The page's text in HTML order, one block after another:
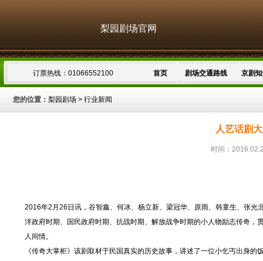
梨园剧场官网
订票热线：01066552100 首页 剧场交通路线 京剧
您的位置： 梨园剧场 > 行业新闻
人艺话剧
时间：
2016年2月26日讯，谷智鑫、何冰、杨立新、梁冠华、原雨、韩童生、张
洋政府时期、国民政府时期、抗战时期、解放战争时期的小人物励志传奇
人间情。
《传奇大掌柜》该剧取材于民国真实的历史故事，讲述了一位小乞丐出身